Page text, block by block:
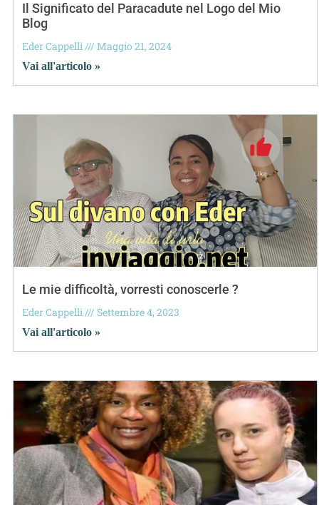
Il Significato del Paracadute nel Logo del Mio
Blog
Eder Cappelli Maggio 21, 2024
Vai all'articolo »
Le mie difficoltà, vorresti conoscerle ?
Eder Cappelli Settembre 4, 2023
Vai all'articolo »